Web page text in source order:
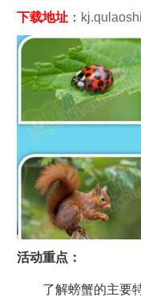
下载地址：
活动重点：
了解螃蟹的主要特